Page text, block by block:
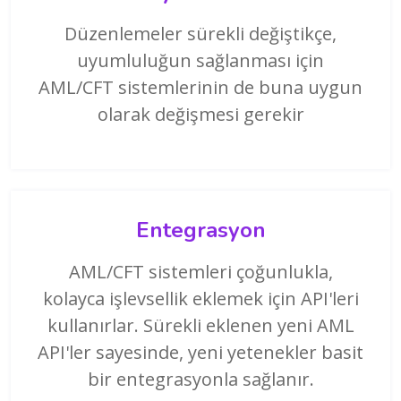
Düzenlemeler sürekli değiştikçe,
uyumluluğun sağlanması için
AML/CFT sistemlerinin de buna uygun
olarak değişmesi gerekir
Entegrasyon
AML/CFT sistemleri çoğunlukla,
kolayca işlevsellik eklemek için API'leri
kullanırlar. Sürekli eklenen yeni AML
API'ler sayesinde, yeni yetenekler basit
bir entegrasyonla sağlanır.